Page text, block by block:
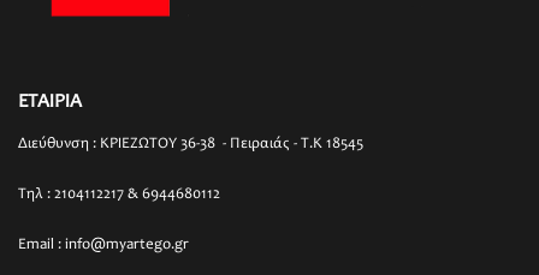
ΕΤΑΙΡΙΑ
Διεύθυνση : ΚΡΙΕΖΩΤΟΥ 36-38 - Πειραιάς - T.K 18545
Τηλ : 2104112217 & 6944680112
Email : info@myartego.gr